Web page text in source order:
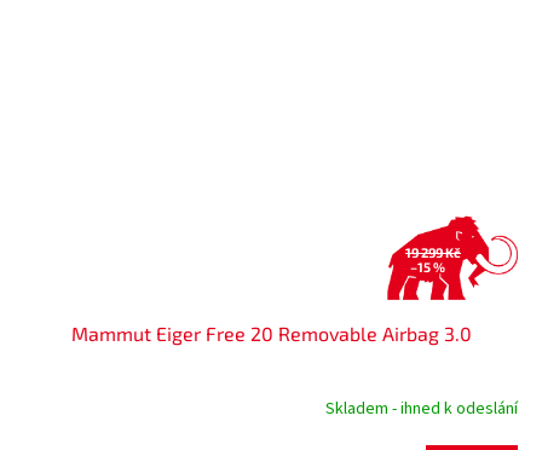
19 299 Kč
–15 %
Mammut Eiger Free 20 Removable Airbag 3.0
Skladem - ihned k odeslání